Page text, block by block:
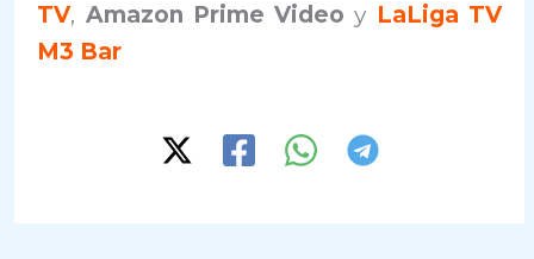
TV, Amazon Prime Video y LaLiga TV
M3 Bar